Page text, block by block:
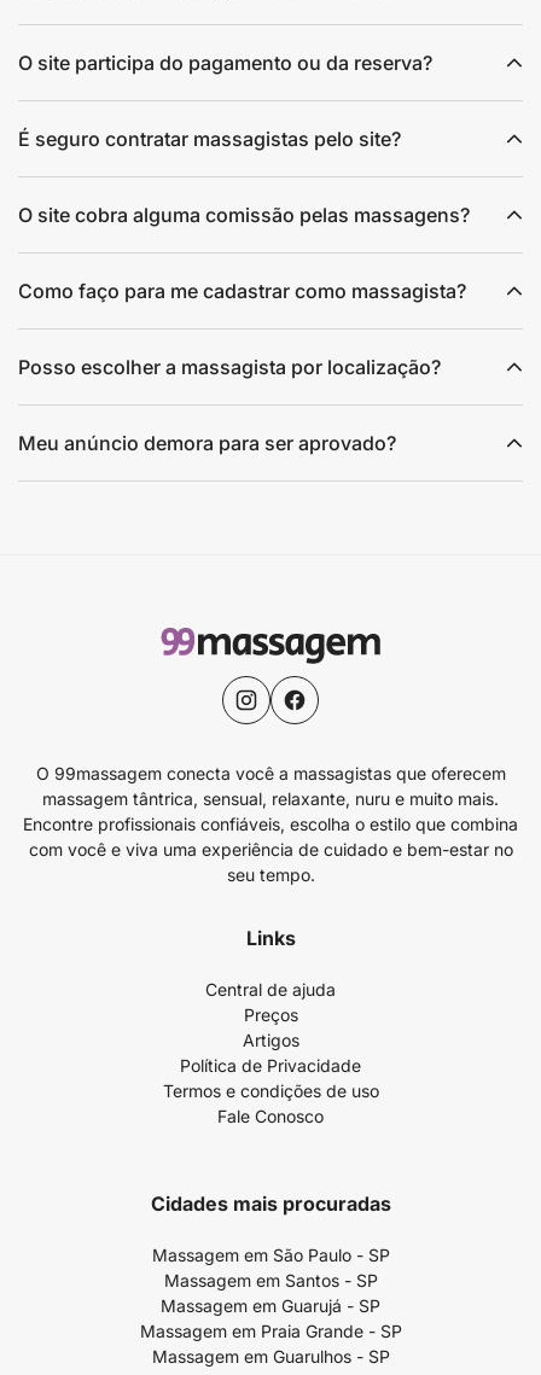
O site participa do pagamento ou da reserva?
É seguro contratar massagistas pelo site?
O site cobra alguma comissão pelas massagens?
Como faço para me cadastrar como massagista?
Posso escolher a massagista por localização?
Meu anúncio demora para ser aprovado?
O 99massagem conecta você a massagistas que oferecem
massagem tântrica, sensual, relaxante, nuru e muito mais.
Encontre profissionais confiáveis, escolha o estilo que combina
com você e viva uma experiência de cuidado e bem-estar no
seu tempo.
Links
Central de ajuda
Preços
Artigos
Política de Privacidade
Termos e condições de uso
Fale Conosco
Cidades mais procuradas
Massagem em São Paulo - SP
Massagem em Santos - SP
Massagem em Guarujá - SP
Massagem em Praia Grande - SP
Massagem em Guarulhos - SP